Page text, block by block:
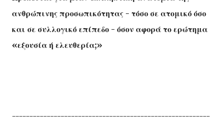
ανθρώπινης προσωπικότητας - τόσο σε ατομικό όσο
και σε συλλογικό επίπεδο - όσον αφορά το ερώτημα
«εξουσία ή ελευθερία;»
---------------------------------------------------------